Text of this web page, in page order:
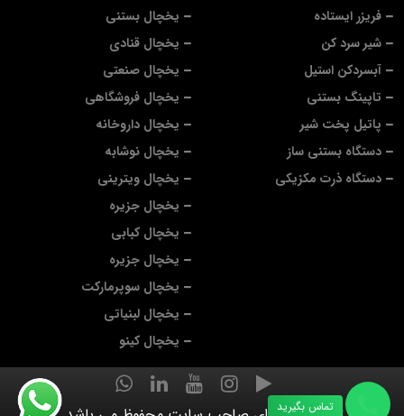
یخچال بستنی
یخچال قنادی
یخچال صنعتی
یخچال فروشگاهی
یخچال داروخانه
یخچال نوشابه
یخچال ویترینی
یخچال جزیره
یخچال کبابی
یخچال جزیره
یخچال سوپرمارکت
یخچال لبنیاتی
یخچال کینو
فریزر ایستاده
شیر سرد کن
آبسردکن استیل
تاپینگ بستنی
پاتیل پخت شیر
دستگاه بستنی ساز
دستگاه ذرت مکزیکی
تماس بگیرید